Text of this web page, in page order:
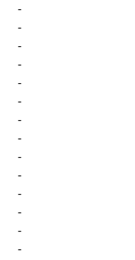
-
-
-
-
-
-
-
-
-
-
-
-
-
-